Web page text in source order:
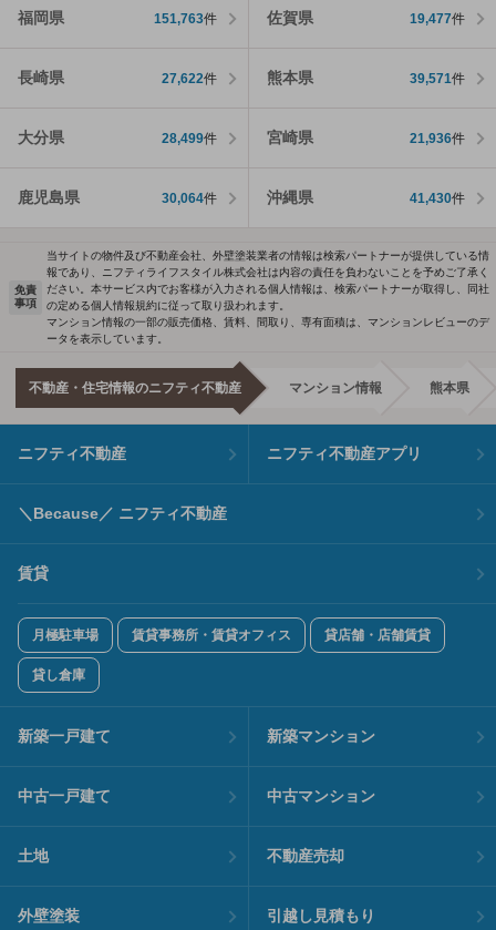
福岡県 151,763件 佐賀県 19,477件
長崎県 27,622件 熊本県 39,571件
大分県 28,499件 宮崎県 21,936件
鹿児島県 30,064件 沖縄県 41,430件
免責
事項
当サイトの物件及び不動産会社、外壁塗装業者の情報は検索パートナーが提供している情
報であり、ニフティライフスタイル株式会社は内容の責任を負わないことを予めご了承く
ださい。本サービス内でお客様が入力される個人情報は、検索パートナーが取得し、同社
の定める個人情報規約に従って取り扱われます。
マンション情報の一部の販売価格、賃料、間取り、専有面積は、マンションレビューのデ
ータを表示しています。
不動産・住宅情報のニフティ不動産 マンション情報 熊本県
ニフティ不動産 ニフティ不動産アプリ
＼Because／ ニフティ不動産
賃貸
月極駐車場 賃貸事務所・賃貸オフィス 貸店舗・店舗賃貸
貸し倉庫
新築一戸建て 新築マンション
中古一戸建て 中古マンション
土地 不動産売却
外壁塗装 引越し見積もり